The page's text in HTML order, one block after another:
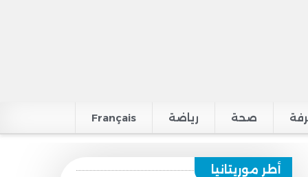
صحة رياضة Français
أطر موريتانيا